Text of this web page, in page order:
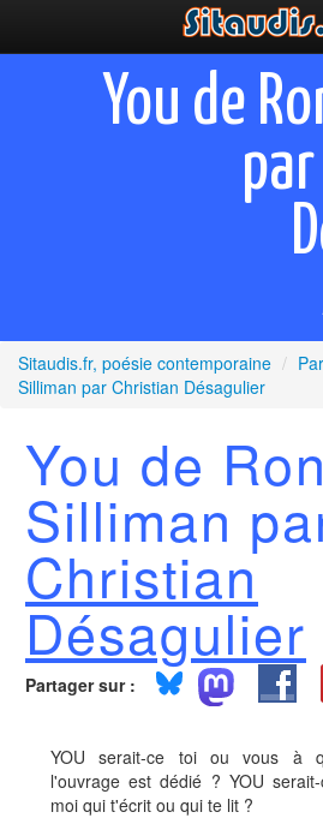
Prescriptions
You de
Sitaudis.fr, poésie contemporaine /
Silliman par Christian Désagulier
You de Ron
Silliman
Christian
Désagulier
Partager sur :
YOU serait-ce toi ou vous à
l'ouvrage est dédié ? YOU
moi qui t'écrit ou qui te lit ?